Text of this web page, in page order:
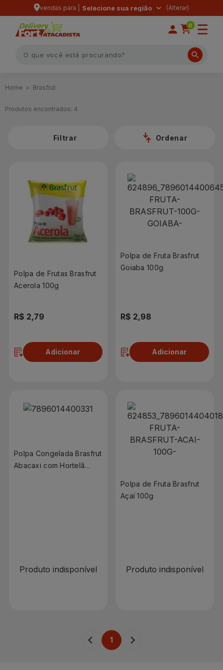
vendas para | Selecione sua região
0
Brasfrut
Produtos encontrados: 4
Filtrar
Polpa de Frutas Brasfrut
Acerola 100g
R$ 2,79
Adicionar
Polpa de Fruta Brasfrut
Goiaba 100g
R$ 2,98
Adicionar
Polpa Congelada Brasfrut
Abacaxi com Hortelã
Produto indisponível
Polpa de Fruta Brasfrut
Açaí 100g
Produto indisponível
1